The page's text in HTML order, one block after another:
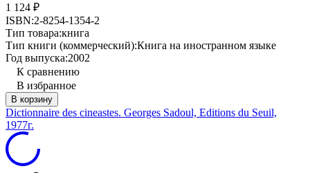
1 124 ₽
ISBN:2-8254-1354-2
Тип товара:книга
Тип книги (коммерческий):Книга на иностранном языке
Год выпуска:2002
К сравнению
В избранное
В корзину
Dictionnaire des cineastes. Georges Sadoul, Editions du Seuil,
1977г.